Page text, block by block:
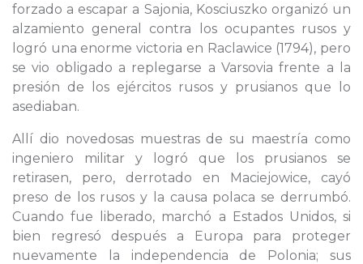
forzado a escapar a Sajonia, Kosciuszko organizó un
alzamiento general contra los ocupantes rusos y
logró una enorme victoria en Raclawice (1794), pero
se vio obligado a replegarse a Varsovia frente a la
presión de los ejércitos rusos y prusianos que lo
asediaban.
Allí dio novedosas muestras de su maestría como
ingeniero militar y logró que los prusianos se
retirasen, pero, derrotado en Maciejowice, cayó
preso de los rusos y la causa polaca se derrumbó.
Cuando fue liberado, marchó a Estados Unidos, si
bien regresó después a Europa para proteger
nuevamente la independencia de Polonia; sus